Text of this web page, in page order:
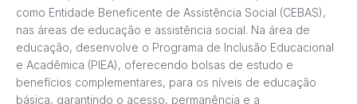
como Entidade Beneficente de Assistência Social (CEBAS),
nas áreas de educação e assistência social. Na área de
educação, desenvolve o Programa de Inclusão Educacional
e Acadêmica (PIEA), oferecendo bolsas de estudo e
benefícios complementares, para os níveis de educação
básica, garantindo o acesso, permanência e a